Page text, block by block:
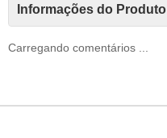
Informações do Produto
Carregando comentários ...